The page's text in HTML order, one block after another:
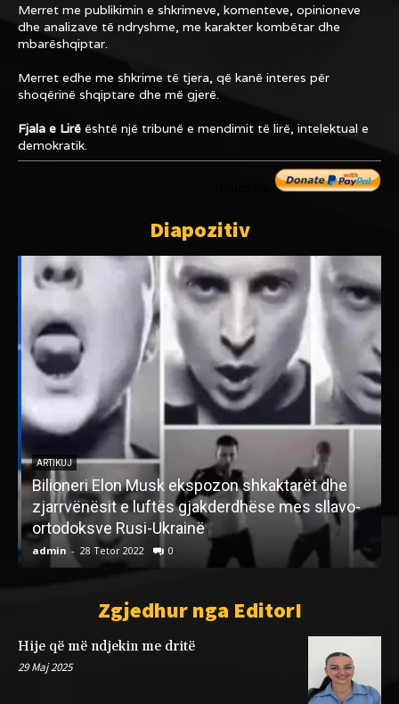
Merret me publikimin e shkrimeve, komenteve, opinioneve
dhe analizave të ndryshme, me karakter kombëtar dhe
mbarëshqiptar.
Merret edhe me shkrime të tjera, që kanë interes për
shoqërinë shqiptare dhe më gjerë.
Fjala e Lirë është një tribunë e mendimit të lirë, intelektual e
demokratik.
Diapozitiv
ARTIKUJ
Bilioneri Elon Musk ekspozon shkaktarët dhe
zjarrvënësit e luftës gjakderdhëse mes sllavo-
ortodoksve Rusi-Ukrainë
admin 28 Tetor 2022 0
Zgjedhur nga EditorI
Hije që më ndjekin me dritë
29 Maj 2025